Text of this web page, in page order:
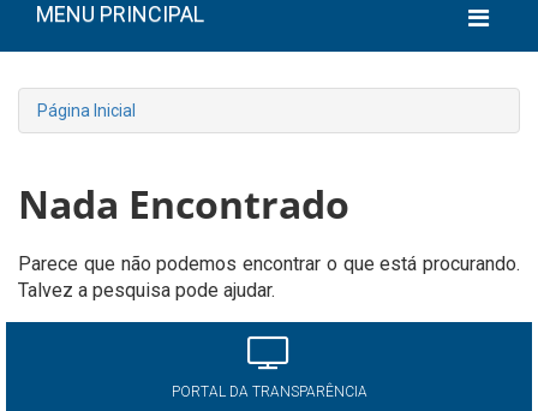
MENU PRINCIPAL
Página Inicial
Nada Encontrado
Parece que não podemos encontrar o que está procurando.
Talvez a pesquisa pode ajudar.
PORTAL DA TRANSPARÊNCIA